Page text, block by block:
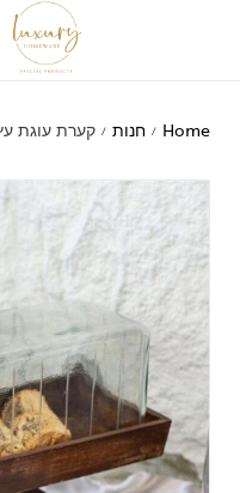
Home
/ חנות / קערת עוגת